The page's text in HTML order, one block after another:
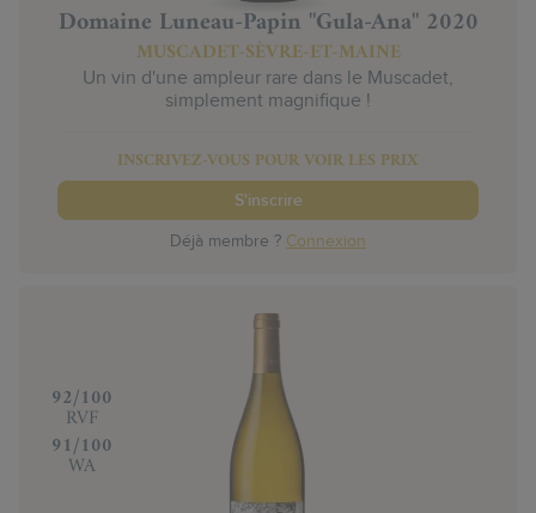
Domaine Luneau-Papin "Gula-Ana" 2020
MUSCADET-SÈVRE-ET-MAINE
Un vin d'une ampleur rare dans le Muscadet,
simplement magnifique !
INSCRIVEZ-VOUS POUR VOIR LES PRIX
S'inscrire
Déjà membre ? Connexion
‍92/100
RVF
‍91/100
WA